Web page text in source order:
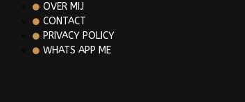
OVER MIJ
CONTACT
PRIVACY POLICY
WHATS APP ME